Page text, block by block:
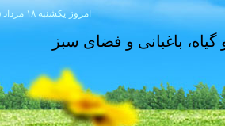
۱۴۰۵ يکشنبه ۱۸ مرداد امروز
باغبانی و فضای سبز